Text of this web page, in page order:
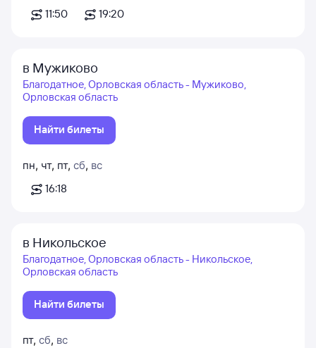
11:50
19:20
в Мужиково
Благодатное, Орловская область - Мужиково,
Орловская область
Найти билеты
пн, чт, пт, сб, вс
16:18
в Никольское
Благодатное, Орловская область - Никольское,
Орловская область
Найти билеты
пт, сб, вс